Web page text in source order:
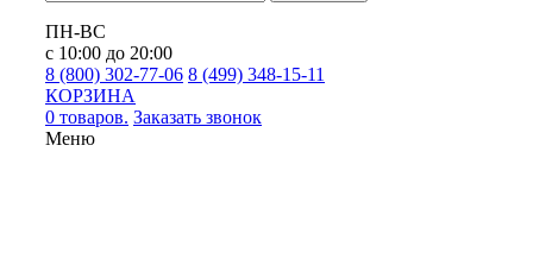
ПН-ВС
с 10:00 до 20:00
8 (800) 302-77-06 8 (499) 348-15-11
КОРЗИНА
0 товаров. Заказать звонок
Меню